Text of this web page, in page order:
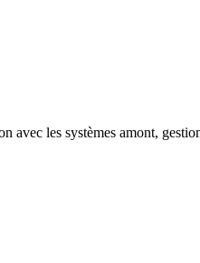
avec les systèmes amont,